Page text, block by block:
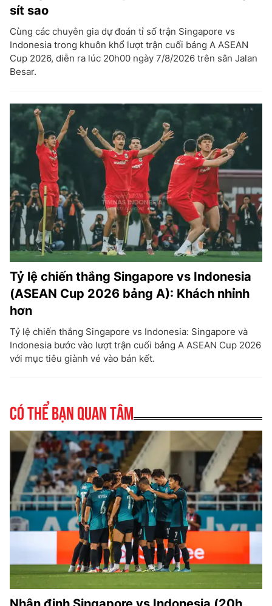
sít sao
Cùng các chuyên gia dự đoán tỉ số trận Singapore vs
Indonesia trong khuôn khổ lượt trận cuối bảng A ASEAN
Cup 2026, diễn ra lúc 20h00 ngày 7/8/2026 trên sân Jalan
Besar.
Tỷ lệ chiến thắng Singapore vs Indonesia
(ASEAN Cup 2026 bảng A): Khách nhỉnh
hơn
Tỷ lệ chiến thắng Singapore vs Indonesia: Singapore và
Indonesia bước vào lượt trận cuối bảng A ASEAN Cup 2026
với mục tiêu giành vé vào bán kết.
Có thể bạn quan tâm